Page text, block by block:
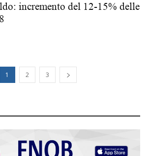
incremento del 12-15% delle
1 2 3